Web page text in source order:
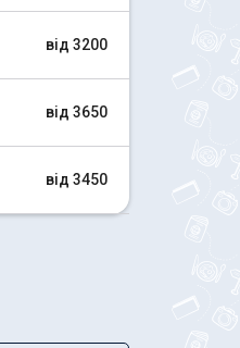
від 3200
від 3650
від 3450